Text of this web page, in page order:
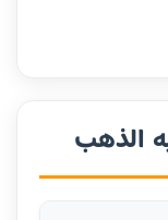
الذهب